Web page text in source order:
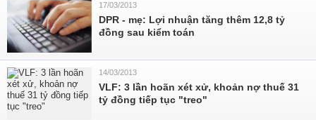
17/03/2013
DPR - mẹ: Lợi nhuận tăng thêm 12,8 tỷ
đồng sau kiểm toán
14/03/2013
VLF: 3 lần hoãn xét xử, khoản nợ thuế 31
tỷ đồng tiếp tục "treo"